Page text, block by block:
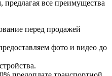
все преимущества
перед продажей
фото и видео до